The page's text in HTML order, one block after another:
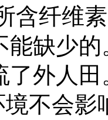
含纤维
能缺少
了外人田
不会影